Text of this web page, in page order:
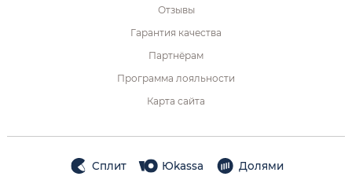
Отзывы
Гарантия качества
Партнёрам
Программа лояльности
Карта сайта
Сплит Юkassa Долями